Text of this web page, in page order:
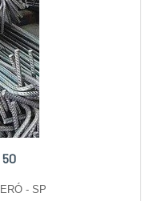
- Medição de
50
- SP